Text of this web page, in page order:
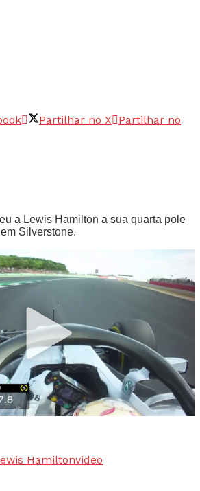
Partilhar no X
Partilhar no
a Lewis Hamilton a sua quarta pole
Silverstone.
Hamiltonvideo